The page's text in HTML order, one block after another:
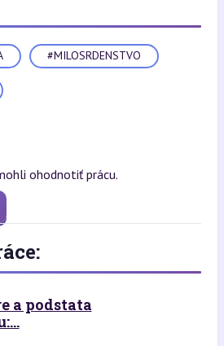
#MILOSRDENSTVO
ohodnotiť prácu.
a podstata